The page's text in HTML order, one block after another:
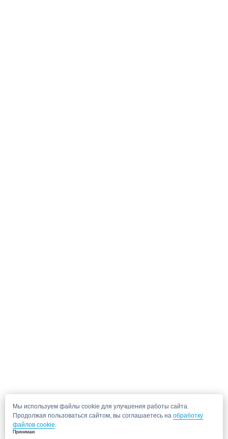
Мы используем файлы cookie для улучшения работы сайта.
Продолжая пользоваться сайтом, вы соглашаетесь на обработку
файлов cookie.
Принимаю